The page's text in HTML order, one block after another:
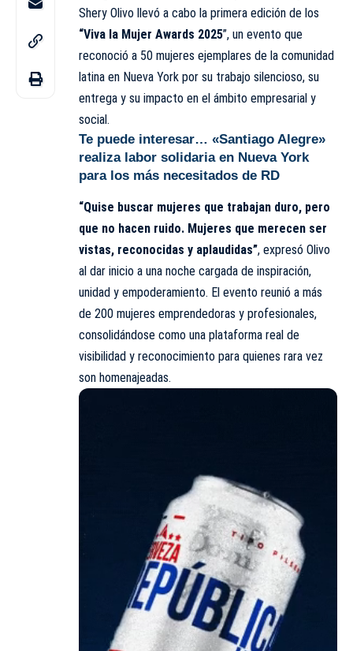
Shery Olivo llevó a cabo la primera edición de los
“Viva la Mujer Awards 2025”, un evento que
reconoció a 50 mujeres ejemplares de la comunidad
latina en Nueva York por su trabajo silencioso, su
entrega y su impacto en el ámbito empresarial y
social.
Te puede interesar… «Santiago Alegre»
realiza labor solidaria en Nueva York
para los más necesitados de RD
“Quise buscar mujeres que trabajan duro, pero
que no hacen ruido. Mujeres que merecen ser
vistas, reconocidas y aplaudidas”, expresó Olivo
al dar inicio a una noche cargada de inspiración,
unidad y empoderamiento. El evento reunió a más
de 200 mujeres emprendedoras y profesionales,
consolidándose como una plataforma real de
visibilidad y reconocimiento para quienes rara vez
son homenajeadas.